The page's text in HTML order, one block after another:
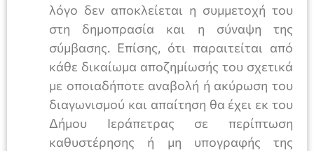
λόγο δεν αποκλείεται η συμμετοχή του
στη δημοπρασία και η σύναψη της
σύμβασης. Επίσης, ότι παραιτείται από
κάθε δικαίωμα αποζημίωσής του σχετικά
με οποιαδήποτε αναβολή ή ακύρωση του
διαγωνισμού και απαίτηση θα έχει εκ του
Δήμου Ιεράπετρας σε περίπτωση
καθυστέρησης ή μη υπογραφής της